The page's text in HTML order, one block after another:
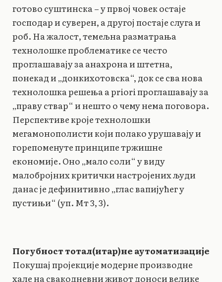
готово суштинска – у првој човек остаје
господар и суверен, а другој постаје слуга и
роб. На жалост, темељна разматрања
технолошке проблематике се често
проглашавају за анахрона и штетна,
понекад и „донкихотовска“, док се сва нова
технолошка решења a priori проглашавају за
„праву ствар“ и нешто о чему нема поговора.
Перспективе кроје технолошки
мегамонополисти који полако урушавају и
горепоменуте принципе тржишне
економије. Оно „мало соли“ у виду
малобројних критички настројених људи
данас је дефинитивно „глас вапијућег у
пустињи“ (уп. Мт 3, 3).
Погубност тотал(итар)не аутоматизације
Покушај пројекције модерне производне
хале на свакодневни живот доноси велике